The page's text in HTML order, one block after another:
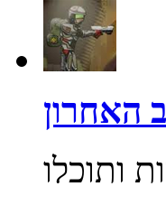
האחרון